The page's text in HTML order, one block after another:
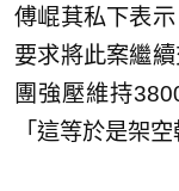
傅崐萁私下表
要求將此案繼
團強壓維持
「這等於是架空